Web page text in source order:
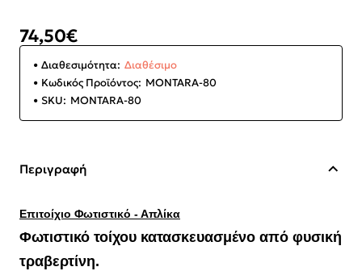
74,50€
Διαθεσιμότητα: Διαθέσιμο
Κωδικός Προϊόντος: MONTARA-80
SKU: MONTARA-80
Περιγραφή
Επιτοίχιο Φωτιστικό - Απλίκα
Φωτιστικό τοίχου κατασκευασμένο από φυσική
τραβερτίνη.